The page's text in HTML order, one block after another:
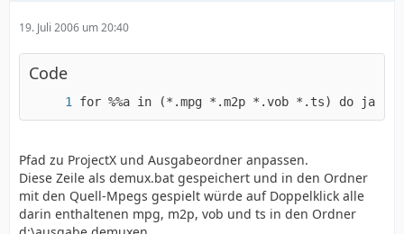
19. Juli 2006 um 20:40
Code
for %%a in (*.mpg *.m2p *.vob *.ts) do java -
Pfad zu ProjectX und Ausgabeordner anpassen.
Diese Zeile als demux.bat gespeichert und in den Ordner
mit den Quell-Mpegs gespielt würde auf Doppelklick alle
darin enthaltenen mpg, m2p, vob und ts in den Ordner